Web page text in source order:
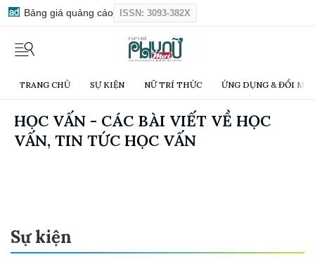
Bảng giá quảng cáo ISSN: 3093-382X
TRANG CHỦ SỰ KIỆN NỮ TRÍ THỨC ỨNG DỤNG & ĐỔI
HỌC VẤN - CÁC BÀI VIẾT VỀ HỌC
VẤN, TIN TỨC HỌC VẤN
Sự kiện